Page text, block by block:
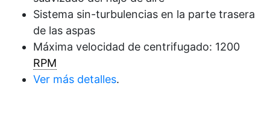
Sistema sin-turbulencias en la parte trasera
de las aspas
Máxima velocidad de centrifugado: 1200
RPM
Ver más detalles.